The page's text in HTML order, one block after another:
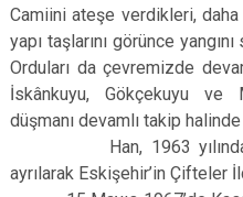
Camiini ateşe verdikleri,
yapı taşlarını görünce
Orduları da çevremizde
İskânkuyu, Gökçekuyu ve
düşmanı devamlı takip
Han, 1963 yılında
ayrılarak Eskişehir’in Çifteler